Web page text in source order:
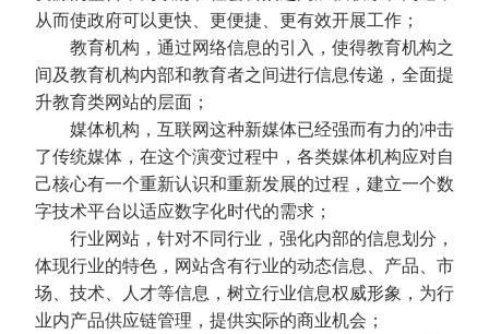
从而使政府可以更快、更便捷、更有效开展工作；
教育机构，通过网络信息的引入，使得教育机构之
间及教育机构内部和教育者之间进行信息传递，全面提
升教育类网站的层面；
媒体机构，互联网这种新媒体已经强而有力的冲击
了传统媒体，在这个演变过程中，各类媒体机构应对自
己核心有一个重新认识和重新发展的过程，建立一个数
字技术平台以适应数字化时代的需求；
行业网站，针对不同行业，强化内部的信息划分，
体现行业的特色，网站含有行业的动态信息、产品、市
场、技术、人才等信息，树立行业信息权威形象，为行
业内产品供应链管理，提供实际的商业机会；